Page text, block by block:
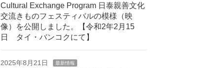
Cultural Exchange Program 日泰親善文化
交流きものフェスティバルの模様（映
像）を公開しました。【令和2年2月15
日 タイ・バンコクにて】
2025年8月21日 最新情報